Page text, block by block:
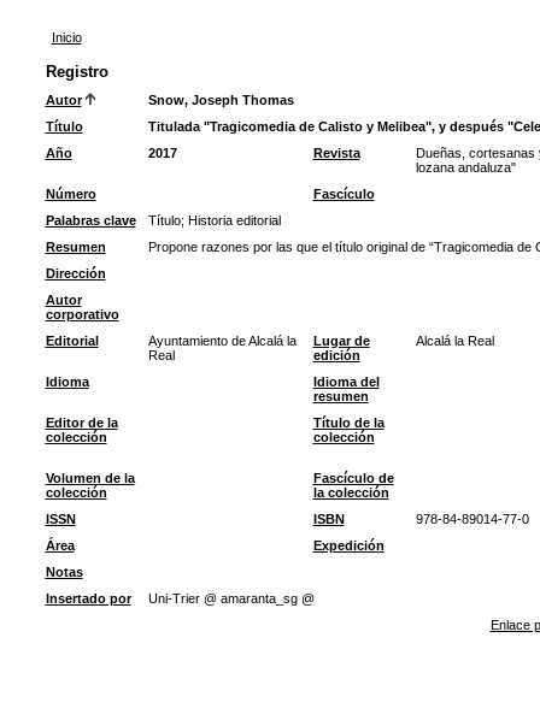
Inicio
Registro
Autor
Snow, Joseph Thomas
Título
Titulada "Tragicomedia de Calisto y Melibea", y después
Año
2017 Revista
Dueñas, cortesanas
lozana andaluza"
Número
Fascículo
Palabras clave
Título; Historia editorial
Resumen
Propone razones por las que el título original de “Tragicomedia de
Dirección
Autor
corporativo
Editorial
Ayuntamiento de Alcalá la
Real
Lugar de
edición
Alcalá la Real
Idioma
Idioma del
resumen
Editor de la
colección
Título de la
colección
Volumen de la
colección
Fascículo de
la colección
ISSN
ISBN
978-84-89014-77-0
Área
Expedición
Notas
Insertado por
Uni-Trier @ amaranta_sg @
Enlace